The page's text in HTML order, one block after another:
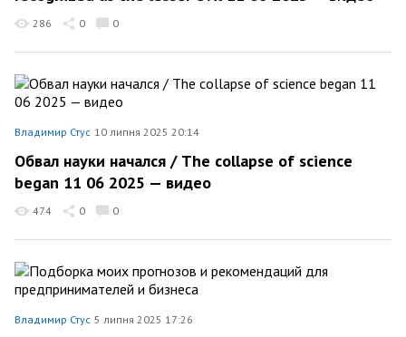
286 0 0
Владимир Стус 10 липня 2025 20:14
Обвал науки начался / The collapse of science
began 11 06 2025 — видео
474 0 0
Владимир Стус 5 липня 2025 17:26